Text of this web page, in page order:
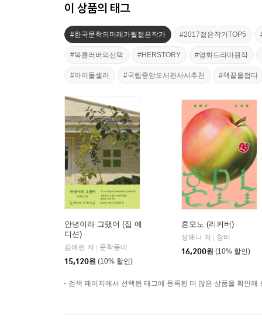
이 상품의 태그
#한국문학의미래가될젊은작가 #2017젊은작가TOP5
#북클러버의선택 #HERSTORY #영화드라마원작
#아이돌셀러 #국립중앙도서관사서추천 #책끝을접다
안녕이라 그랬어 (집 에
디션)
김애란 저
문학동네
15,120원 (10% 할인)
혼모노 (리커버)
성해나 저
창비
16,200원 (10% 할인)
검색 페이지에서 선택된 태그에 등록된 더 많은 상품을 확인해